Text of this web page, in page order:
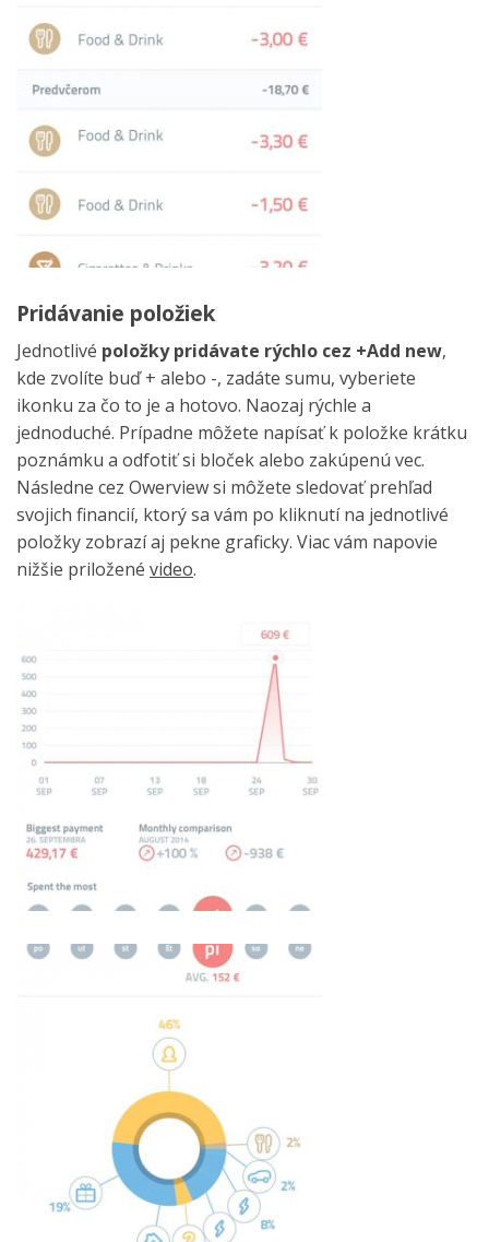
Pridávanie položiek
Jednotlivé položky pridávate rýchlo cez +Add new,
kde zvolíte buď + alebo -, zadáte sumu, vyberiete
ikonku za čo to je a hotovo. Naozaj rýchle a
jednoduché. Prípadne môžete napísať k položke krátku
poznámku a odfotiť si bloček alebo zakúpenú vec.
Následne cez Owerview si môžete sledovať prehľad
svojich financií, ktorý sa vám po kliknutí na jednotlivé
položky zobrazí aj pekne graficky. Viac vám napovie
nižšie priložené video.